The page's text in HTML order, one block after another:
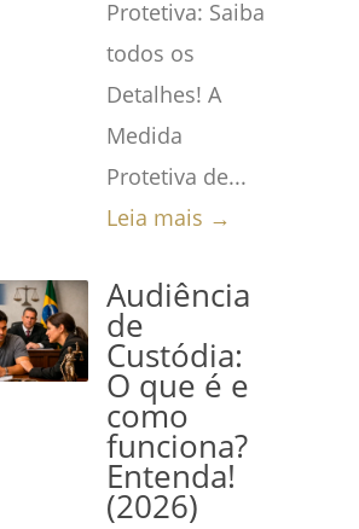
Protetiva: Saiba
todos os
Detalhes! A
Medida
Protetiva de...
Leia mais →
Audiência
de
Custódia:
O que é e
como
funciona?
Entenda!
(2026)